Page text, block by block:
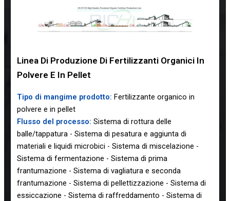
Linea Di Produzione Di Fertilizzanti Organici In
Polvere E In Pellet
Tipo di mangime prodotto: Fertilizzante organico in
polvere e in pellet
Flusso del processo: Sistema di rottura delle
balle/tappatura - Sistema di pesatura e aggiunta di
materiali e liquidi microbici - Sistema di miscelazione -
Sistema di fermentazione - Sistema di prima
frantumazione - Sistema di vagliatura e seconda
frantumazione - Sistema di pellettizzazione - Sistema di
essiccazione - Sistema di raffreddamento - Sistema di